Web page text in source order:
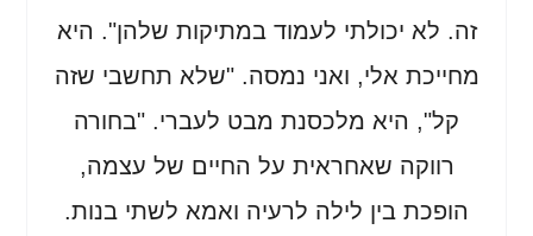
זה. לא יכולתי לעמוד במתיקות שלהן". היא
מחייכת אלי, ואני נמסה. "שלא תחשבי שזה
קל", היא מלכסנת מבט לעברי. "בחורה
רווקה שאחראית על החיים של עצמה,
הופכת בין לילה לרעיה ואמא לשתי בנות.